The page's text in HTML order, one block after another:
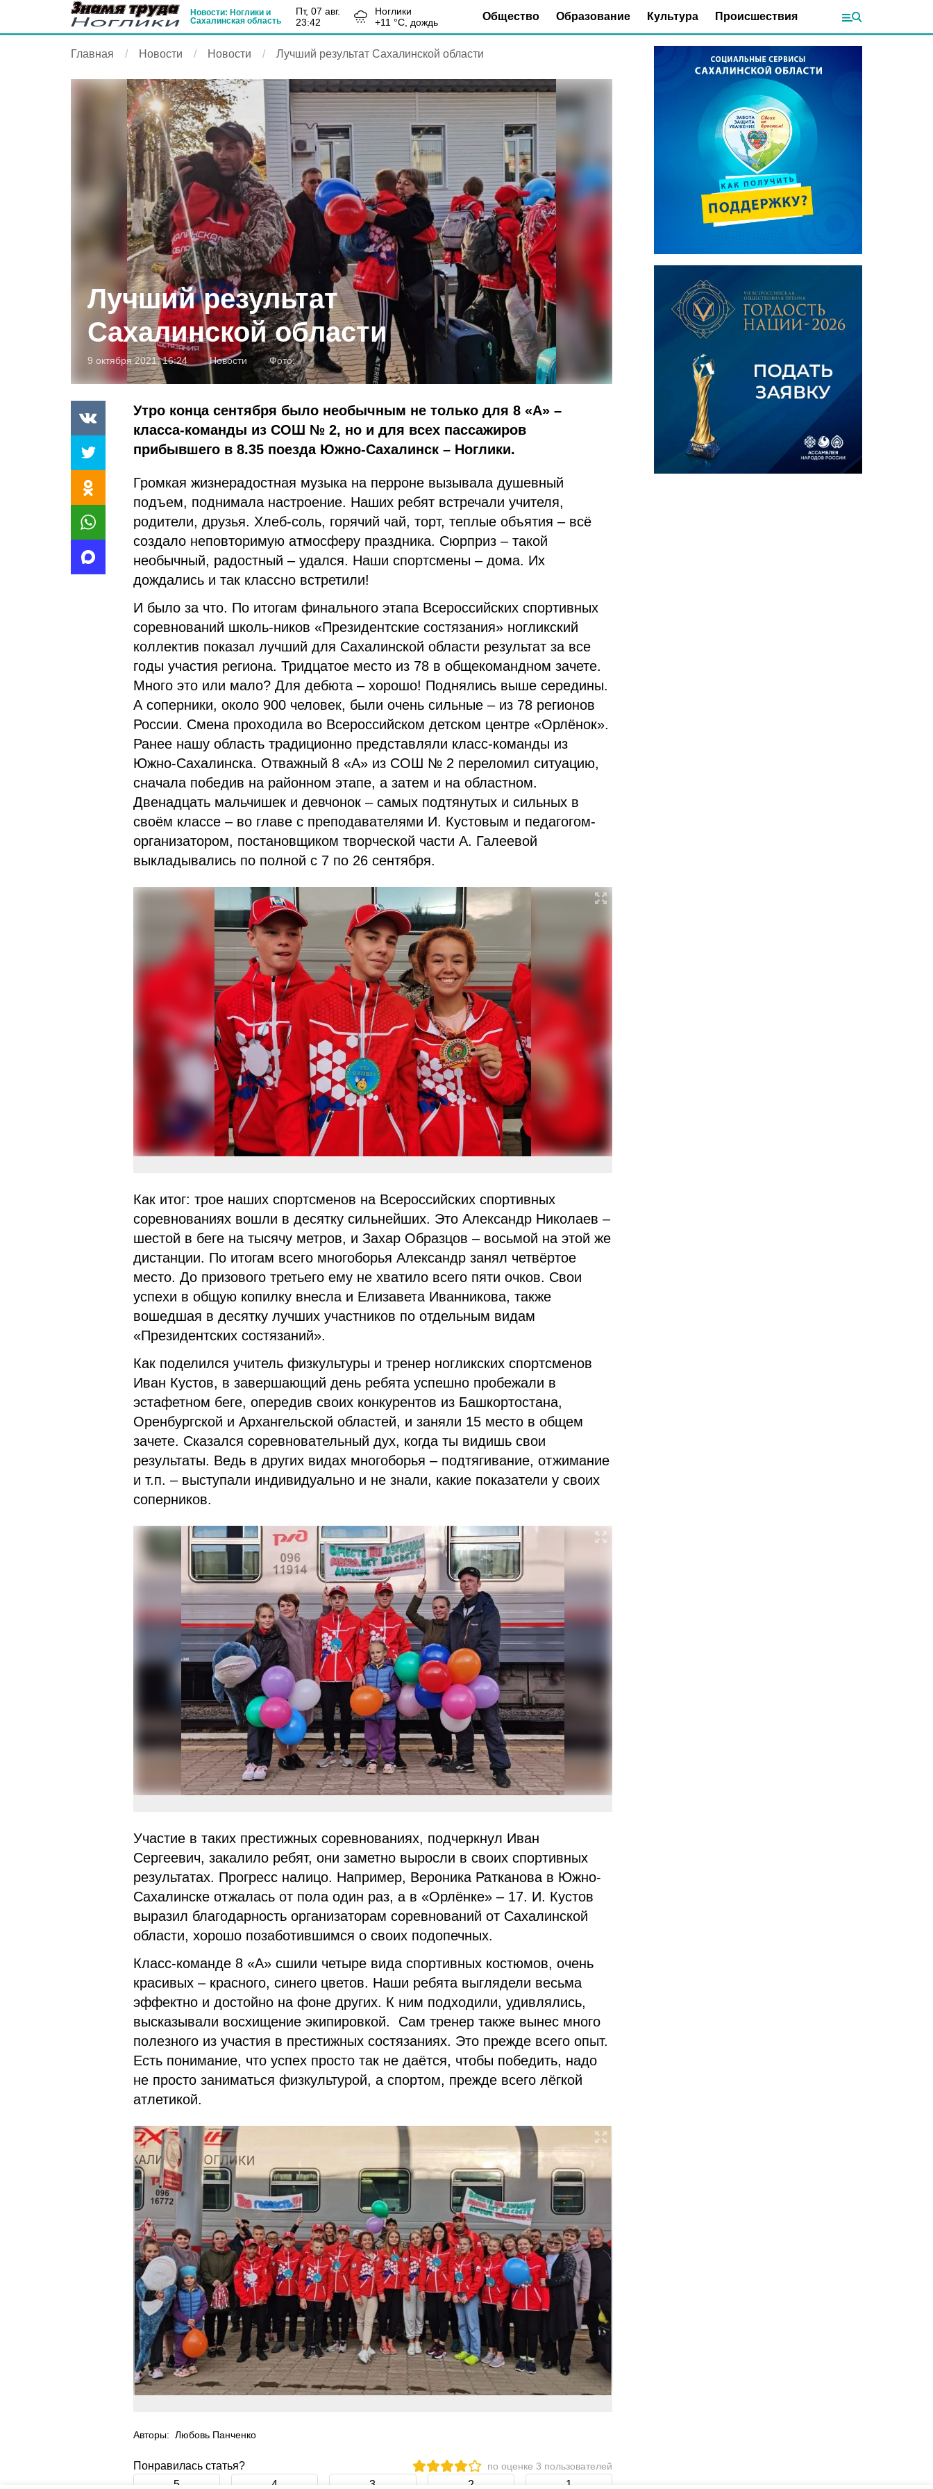
Новости: Ноглики и
Сахалинская область
пт, 07 авг.
23:42
Ноглики
+11 °С, дождь Общество Образование Культура Происшествия
Главная Новости Новости Лучший результат Сахалинской области
Лучший результат
Сахалинской области
9 октября 2021, 16:24 Новости Фото:
Утро конца сентября было необычным не только для 8 «А» –
класса-команды из СОШ № 2, но и для всех пассажиров
прибывшего в 8.35 поезда Южно-Сахалинск – Ноглики.
Громкая жизнерадостная музыка на перроне вызывала душевный
подъем, поднимала настроение. Наших ребят встречали учителя,
родители, друзья. Хлеб-соль, горячий чай, торт, теплые объятия – всё
создало неповторимую атмосферу праздника. Сюрприз – такой
необычный, радостный – удался. Наши спортсмены – дома. Их
дождались и так классно встретили!
И было за что. По итогам финального этапа Всероссийских спортивных
соревнований школь-ников «Президентские состязания» ногликский
коллектив показал лучший для Сахалинской области результат за все
годы участия региона. Тридцатое место из 78 в общекомандном зачете.
Много это или мало? Для дебюта – хорошо! Поднялись выше середины.
А соперники, около 900 человек, были очень сильные – из 78 регионов
России. Смена проходила во Всероссийском детском центре «Орлёнок».
Ранее нашу область традиционно представляли класс-команды из
Южно-Сахалинска. Отважный 8 «А» из СОШ № 2 переломил ситуацию,
сначала победив на районном этапе, а затем и на областном.
Двенадцать мальчишек и девчонок – самых подтянутых и сильных в
своём классе – во главе с преподавателями И. Кустовым и педагогом-
организатором, постановщиком творческой части А. Галеевой
выкладывались по полной с 7 по 26 сентября.
Как итог: трое наших спортсменов на Всероссийских спортивных
соревнованиях вошли в десятку сильнейших. Это Александр Николаев –
шестой в беге на тысячу метров, и Захар Образцов – восьмой на этой же
дистанции. По итогам всего многоборья Александр занял четвёртое
место. До призового третьего ему не хватило всего пяти очков. Свои
успехи в общую копилку внесла и Елизавета Иванникова, также
вошедшая в десятку лучших участников по отдельным видам
«Президентских состязаний».
Как поделился учитель физкультуры и тренер ногликских спортсменов
Иван Кустов, в завершающий день ребята успешно пробежали в
эстафетном беге, опередив своих конкурентов из Башкортостана,
Оренбургской и Архангельской областей, и заняли 15 место в общем
зачете. Сказался соревновательный дух, когда ты видишь свои
результаты. Ведь в других видах многоборья – подтягивание, отжимание
и т.п. – выступали индивидуально и не знали, какие показатели у своих
соперников.
Участие в таких престижных соревнованиях, подчеркнул Иван
Сергеевич, закалило ребят, они заметно выросли в своих спортивных
результатах. Прогресс налицо. Например, Вероника Ратканова в Южно-
Сахалинске отжалась от пола один раз, а в «Орлёнке» – 17. И. Кустов
выразил благодарность организаторам соревнований от Сахалинской
области, хорошо позаботившимся о своих подопечных.
Класс-команде 8 «А» сшили четыре вида спортивных костюмов, очень
красивых – красного, синего цветов. Наши ребята выглядели весьма
эффектно и достойно на фоне других. К ним подходили, удивлялись,
высказывали восхищение экипировкой. Сам тренер также вынес много
полезного из участия в престижных состязаниях. Это прежде всего опыт.
Есть понимание, что успех просто так не даётся, чтобы победить, надо
не просто заниматься физкультурой, а спортом, прежде всего лёгкой
атлетикой.
Авторы: Любовь Панченко
Понравилась статья? по оценке 3 пользователей
5 4 3 2 1